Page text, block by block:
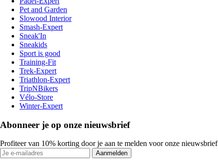
Pet and Garden
Slowood Interior
Smash-Expert
Sneak'In
Sneakids
Sport is good
Training-Fit
Trek-Expert
Triathlon-Expert
TripNBikers
Vélo-Store
Winter-Expert
Abonneer je op onze nieuwsbrief
Profiteer van 10% korting door je aan te melden voor onze nieuwsbrief
Aanmelden